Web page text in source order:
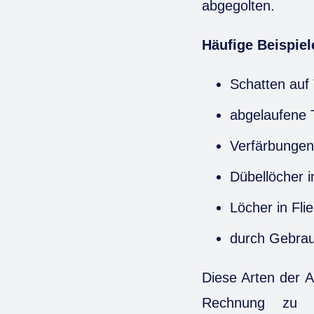
abgegolten.
Häufige
Schatten auf
abgelaufene
Dübellöcher
Löcher in
durch
Diese Arten der
Rechnung zu